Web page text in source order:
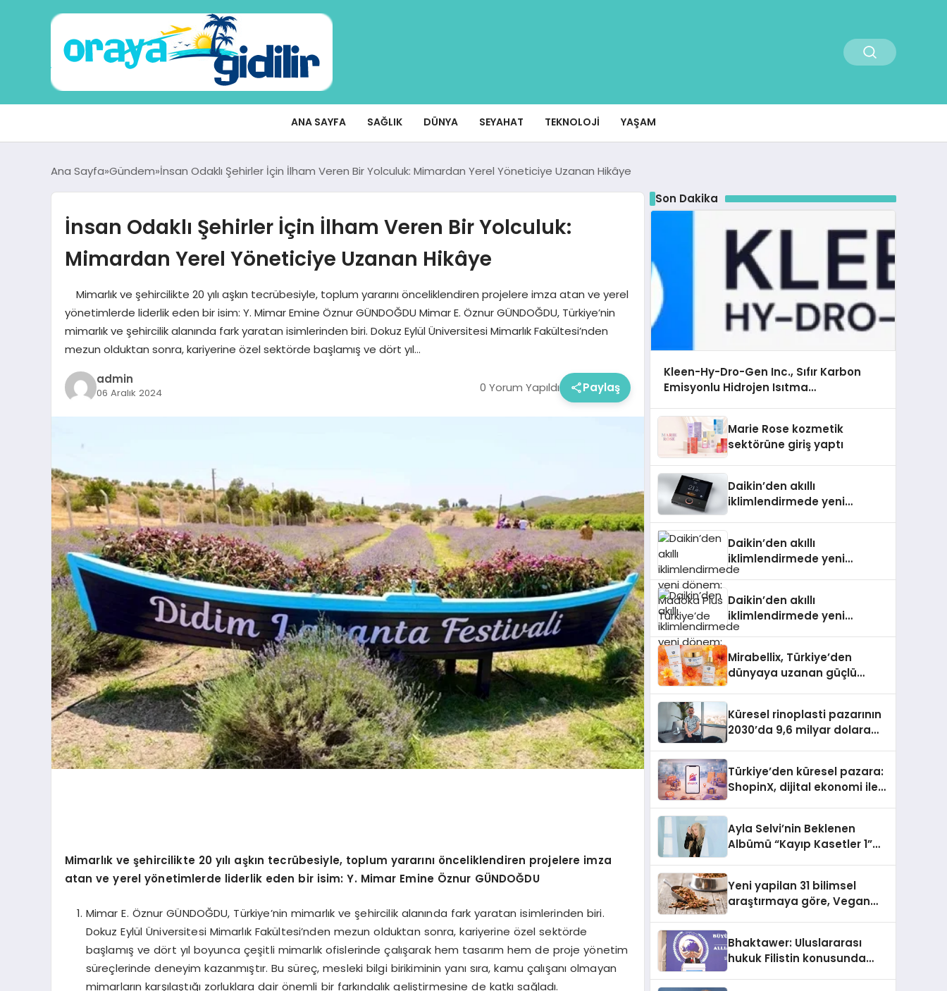
ANA SAYFA SAĞLIK DÜNYA SEYAHAT TEKNOLOJI YAŞAM
Ana Sayfa Gündem İnsan Odaklı Şehirler İçin İlham Veren Bir Yolculuk: Mimardan Yerel Yöneticiye Uzanan Hikâye
İnsan Odaklı Şehirler İçin İlham Veren Bir Yolculuk:
Mimardan Yerel Yöneticiye Uzanan Hikâye
Mimarlık ve şehircilikte 20 yılı aşkın tecrübesiyle, toplum yararını önceliklendiren projelere imza atan ve yerel
yönetimlerde liderlik eden bir isim: Y. Mimar Emine Öznur GÜNDOĞDU Mimar E. Öznur GÜNDOĞDU, Türkiye’nin
mimarlık ve şehircilik alanında fark yaratan isimlerinden biri. Dokuz Eylül Üniversitesi Mimarlık Fakültesi’nden
mezun olduktan sonra, kariyerine özel sektörde başlamış ve dört yıl…
admin
06 Aralık 2024 0 Yorum Yapıldı Paylaş
Mimarlık ve şehircilikte 20 yılı aşkın tecrübesiyle, toplum yararını önceliklendiren projelere imza
atan ve yerel yönetimlerde liderlik eden bir isim: Y. Mimar Emine Öznur GÜNDOĞDU
Mimar E. Öznur GÜNDOĞDU, Türkiye’nin mimarlık ve şehircilik alanında fark yaratan isimlerinden biri.
Dokuz Eylül Üniversitesi Mimarlık Fakültesi’nden mezun olduktan sonra, kariyerine özel sektörde
başlamış ve dört yıl boyunca çeşitli mimarlık ofislerinde çalışarak hem tasarım hem de proje yönetim
süreçlerinde deneyim kazanmıştır. Bu süreç, mesleki bilgi birikiminin yanı sıra, kamu çalışanı olmayan
mimarların karşılaştığı zorluklara dair önemli bir farkındalık geliştirmesine de katkı sağladı.
Son Dakika
Kleen-Hy-Dro-Gen Inc., Sıfır Karbon
Emisyonlu Hidrojen Isıtma
Onaylarını Aldı
Marie Rose kozmetik
sektörüne giriş yaptı
Daikin’den akıllı
iklimlendirmede yeni
Daikin’den akıllı
iklimlendirmede yeni
dönem: Madoka Plus
Daikin’den akıllı
iklimlendirmede yeni
dönem: Madoka Plus
Mirabellix, Türkiye’den
dünyaya uzanan güçlü
Küresel rinoplasti pazarının
2030’da 9,6 milyar dolara
Türkiye’den küresel pazara:
ShopinX, dijital ekonomi ile
Ayla Selvi’nin Beklenen
Albümü “Kayıp Kasetler 1”
Yeni yapilan 31 bilimsel
araştırmaya göre, Vegan
Sindirildiğini Ortaya Koydu
Bhaktawer: Uluslararası
hukuk Filistin konusunda